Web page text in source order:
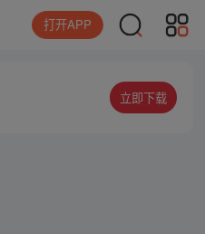
打开APP
立即下载